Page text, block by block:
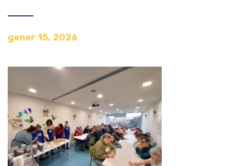
gener 15, 2026